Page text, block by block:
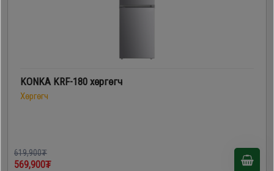
KONKA KRF-180 хөргөгч
Хөргөгч
619,900₮
569,900₮